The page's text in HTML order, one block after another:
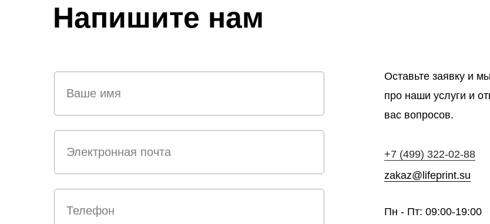
Напишите нам
Оставьте заявку и
про наши услуги и
вас вопросов.
+7 (499) 322-02-88
zakaz@lifeprint.su
Пн - Пт: 09:00-19:00